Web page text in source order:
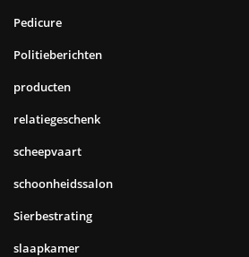
Pedicure
Politieberichten
producten
relatiegeschenk
scheepvaart
schoonheidssalon
Sierbestrating
slaapkamer